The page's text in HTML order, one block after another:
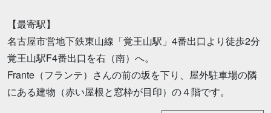
【最寄駅】
名古屋市営地下鉄東山線「覚王山駅」4番出口より徒歩2分
覚王山駅F4番出口を右（南）へ。
Frante（フランテ）さんの前の坂を下り、屋外駐車場の隣
にある建物（赤い屋根と窓枠が目印）の４階です。